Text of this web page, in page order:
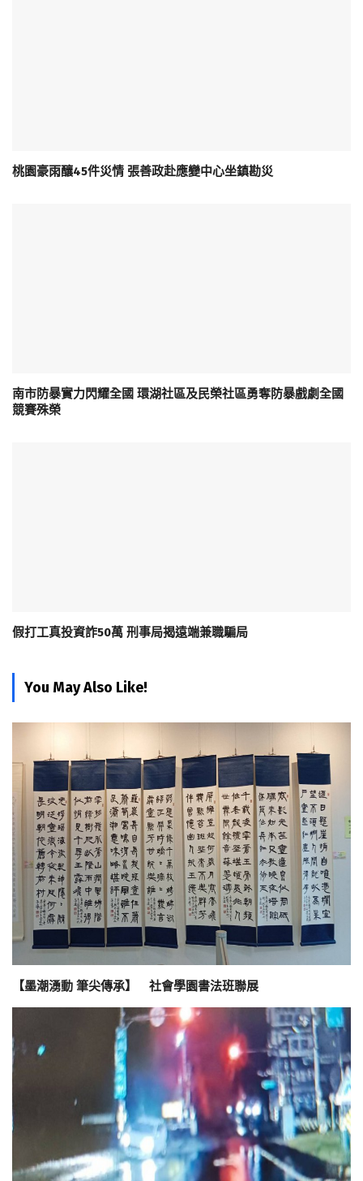
桃園豪雨釀45件災情 張善政赴應變中心坐鎮勘災
南市防暴實力閃耀全國 環湖社區及民榮社區勇奪防暴戲劇全國
競賽殊榮
假打工真投資詐50萬 刑事局揭遠端兼職騙局
You May Also Like!
【墨潮湧動 筆尖傳承】 社會學園書法班聯展